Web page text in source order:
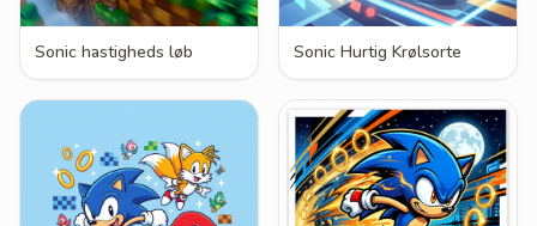
Sonic hastigheds løb Sonic Hurtig Krølsorte